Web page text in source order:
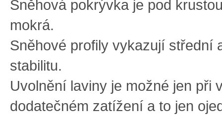
Sněhová pokrývka je pod
mokrá.
Sněhové profily vykazují střední
stabilitu.
Uvolnění laviny je možné jen při
dodatečném zatížení a to jen